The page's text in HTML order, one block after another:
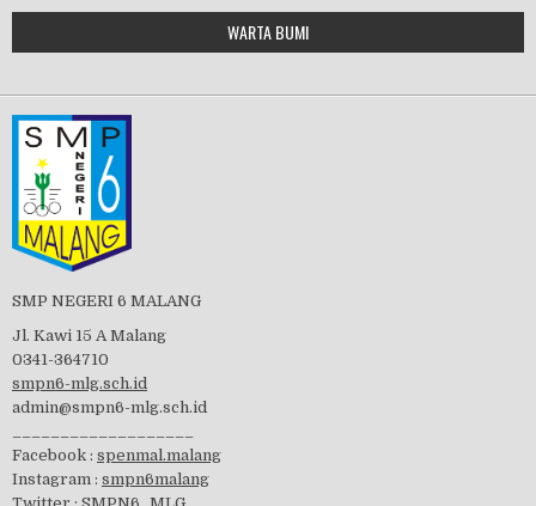
Tes Matrikulasi 2019
visitasi PPK 2019
Google Maps Generator by
embedgooglemap.net
WARTA BUMI
SMP NEGERI 6 MALANG
Jl. Kawi 15 A Malang
0341-364710
smpn6-mlg.sch.id
admin@smpn6-mlg.sch.id
Facebook : spenmal.malang
Instagram : smpn6malang